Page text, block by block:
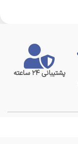
پشتیبانی ۲۴ ساعته